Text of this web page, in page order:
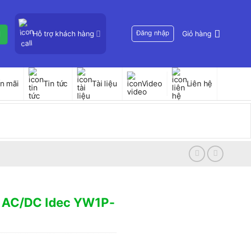
Hỗ trợ khách hàng Đăng nhập Giỏ hàng
mãi Tin tức Tài liệu Video Liên hệ
DC Idec YW1P-